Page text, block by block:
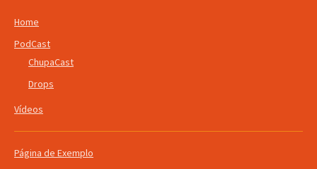
Home
PodCast
ChupaCast
Drops
Vídeos
Página de Exemplo